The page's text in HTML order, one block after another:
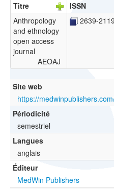
Titre ISSN
Anthropology
and ethnology
open access
journal
AEOAJ
2639-2119
Site web
https://
Périodicité
semestriel
Langues
anglais
Éditeur
MedWin Publishers